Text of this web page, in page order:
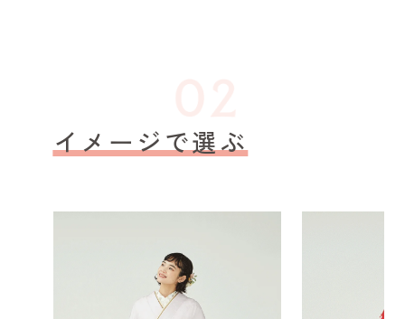
イメージで選ぶ